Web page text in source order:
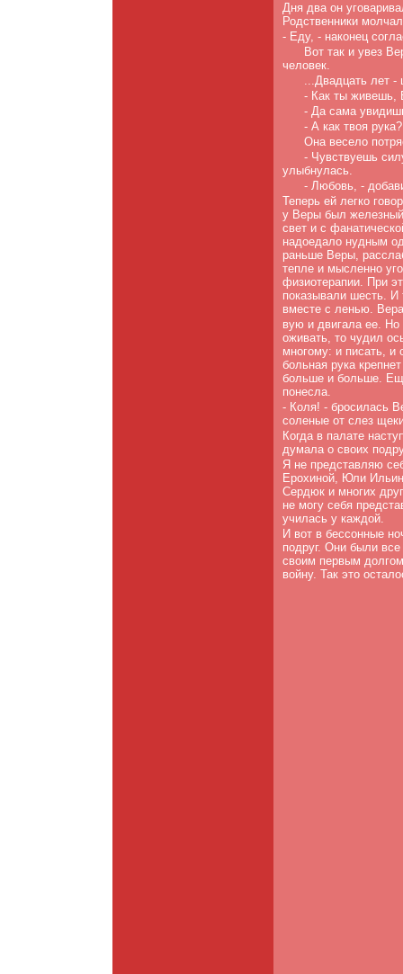
Дня два он
Родственники
- Еду, - наконец
Вот так и увез
человек.
...Двадцать лет -
- Как ты живешь,
- Да сама
- А как твоя рука?
Она весело
- Чувствуешь
улыбнулась.
- Любовь, -
Теперь ей легко
у Веры был
свет и с
надоедало нудным
раньше Веры,
тепле и мысленно
физиотерапии. При
показывали шесть. И
вместе с ленью.
вую и двигала ее. Но
оживать, то чудил
многому: и писать, и
больная рука
больше и больше.
понесла.
- Коля! - бросилась
соленые от слез
Когда в палате
думала о своих
Я не представляю
Ерохиной, Юли
Сердюк и многих
не могу себя
училась у каждой.
И вот в бессонные
подруг. Они были
своим первым
войну. Так это